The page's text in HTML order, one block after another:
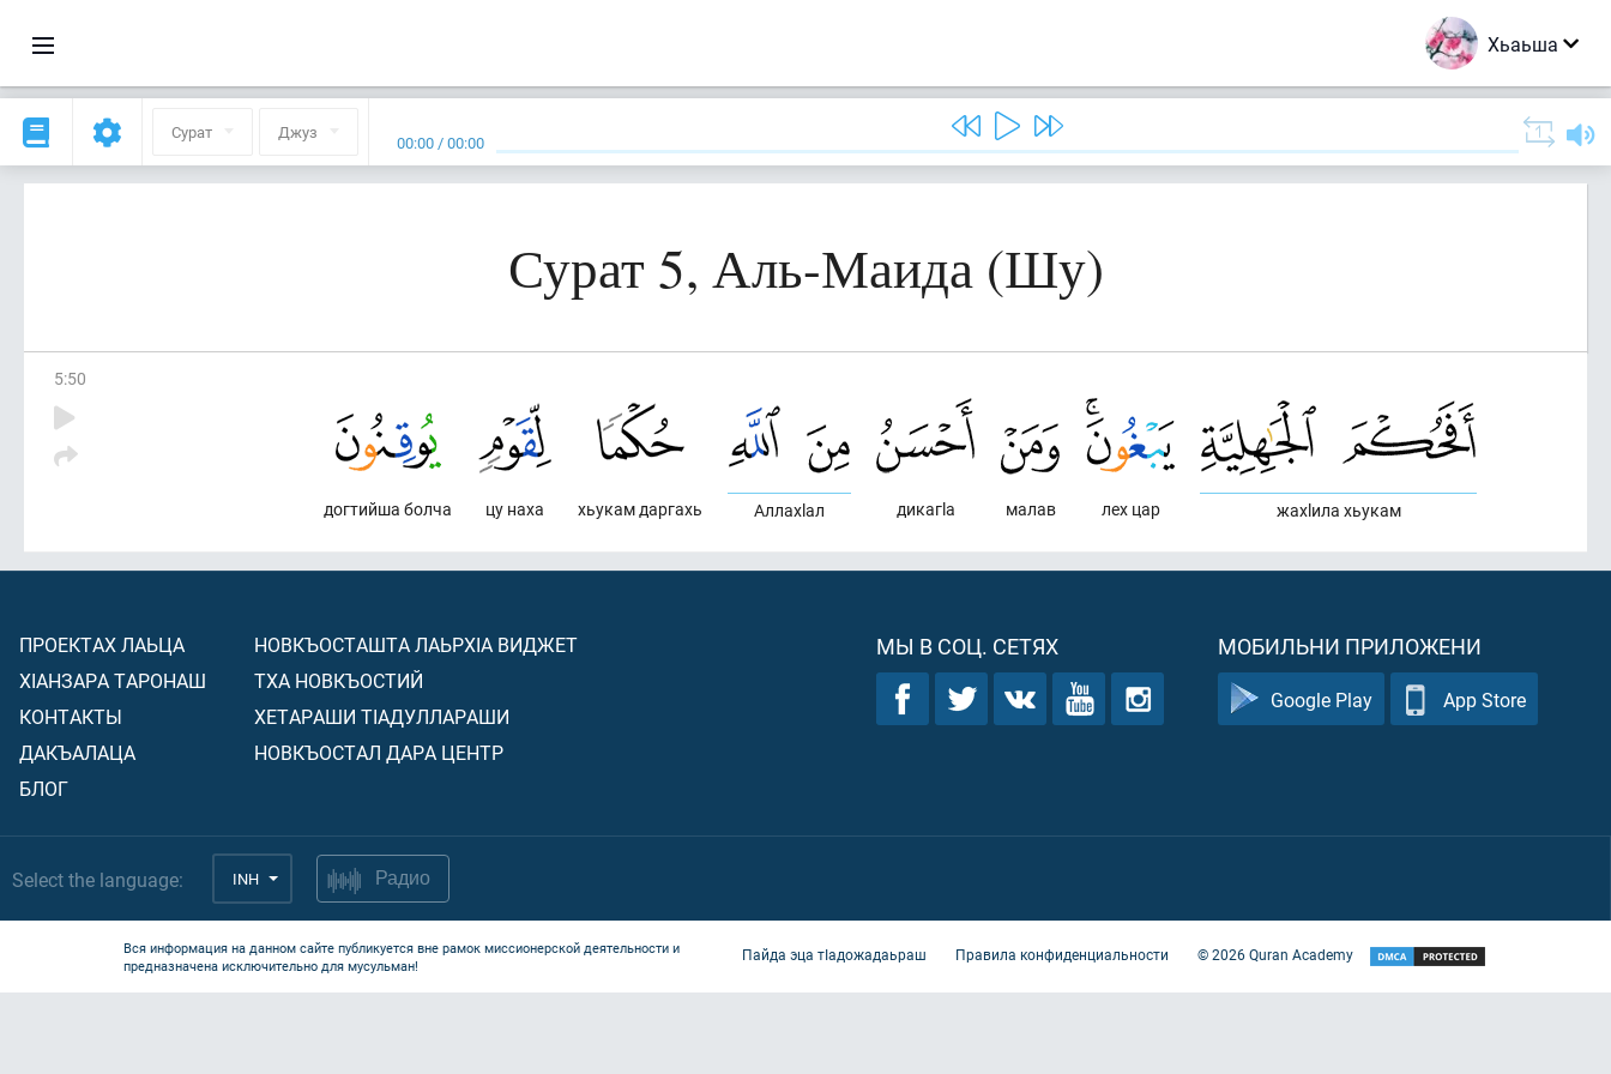
Хьаьша
Сурат Джуз 00:00 /00:00
Сурат 5, Аль-Маида (Шу)
5:50
жахlила хьукам
лех цар
малав
дикагlа
Аллахlал
хьукам даргахь
цу наха
догтийша болча
ПРОЕКТАХ ЛАЬЦА
ХIАНЗАРА ТАРОНАШ
КОНТАКТЫ
ДАКЪАЛАЦА
БЛОГ
НОВКЪОСТАШТА ЛАЬРХIА ВИДЖЕТ
ТХА НОВКЪОСТИЙ
ХЕТАРАШИ ТIАДУЛЛАРАШИ
НОВКЪОСТАЛ ДАРА ЦЕНТР
МЫ В СОЦ. СЕТЯХ МОБИЛЬНИ ПРИЛОЖЕНИ
Google Play App Store
Select the language: INH Радио
Вся информация на данном сайте публикуется вне рамок миссионерской деятельности и
предназначена исключительно для мусульман!
Пайда эца тIадожадаьраш Правила конфиденциальности ©2026Quran Academy